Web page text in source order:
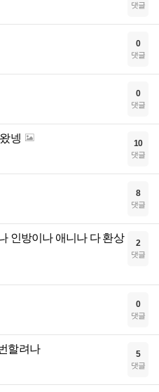
댓글
0
댓글
0
댓글
넹 10
댓글
8
댓글
인방이나 애니나 다 환상
2
댓글
0
댓글
할려나 5
댓글